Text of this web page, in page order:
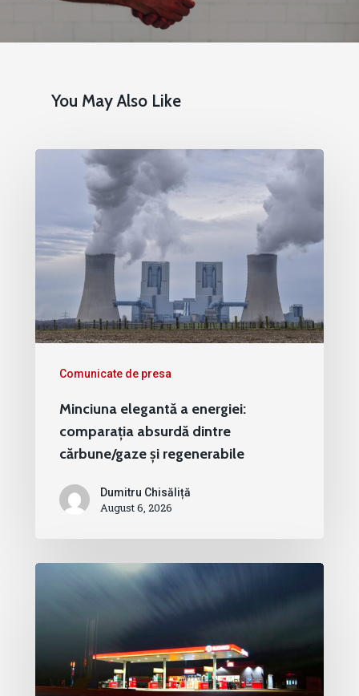
You May Also Like
Comunicate de presa
Minciuna elegantă a energiei:
comparația absurdă dintre
cărbune/gaze și regenerabile
Dumitru Chisăliță
August 6, 2026